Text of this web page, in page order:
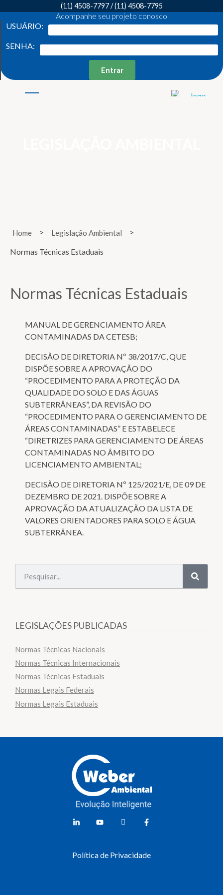
(11) 4508-7797/(11) 4508-7795
Acompanhe seu projeto conosco
USUÁRIO:
SENHA:
Entrar
Home > Legislação Ambiental >
Normas Técnicas Estaduais
Normas Técnicas Estaduais
MANUAL DE GERENCIAMENTO ÁREA
CONTAMINADAS DA CETESB;
DECISÃO DE DIRETORIA Nº 38/2017/C, QUE
DISPÕE SOBRE A APROVAÇÃO DO
“PROCEDIMENTO PARA A PROTEÇÃO DA
QUALIDADE DO SOLO E DAS ÁGUAS
SUBTERRÂNEAS”, DA REVISÃO DO
“PROCEDIMENTO PARA O GERENCIAMENTO DE
ÁREAS CONTAMINADAS” E ESTABELECE
“DIRETRIZES PARA GERENCIAMENTO DE ÁREAS
CONTAMINADAS NO ÂMBITO DO
LICENCIAMENTO AMBIENTAL;
DECISÃO DE DIRETORIA Nº 125/2021/E, DE 09 DE
DEZEMBRO DE 2021. DISPÕE SOBRE A
APROVAÇÃO DA ATUALIZAÇÃO DA LISTA DE
VALORES ORIENTADORES PARA SOLO E ÁGUA
SUBTERRÂNEA.
LEGISLAÇÕES PUBLICADAS
Normas Técnicas Nacionais
Normas Técnicas Internacionais
Normas Técnicas Estaduais
Normas Legais Federais
Normas Legais Estaduais
Política de Privacidade